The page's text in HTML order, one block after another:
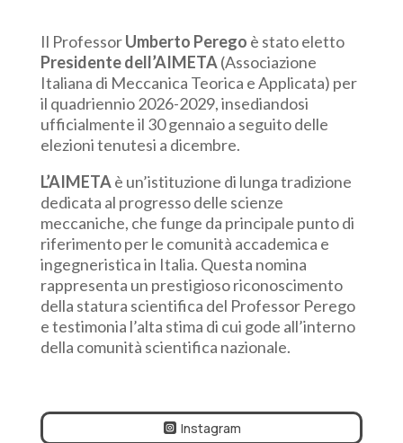
Il ProfessorUmberto Perego è stato eletto
Presidente dell’AIMETA(Associazione
Italiana di Meccanica Teorica e Applicata) per
il quadriennio 2026-2029, insediandosi
ufficialmente il 30 gennaio a seguito delle
elezioni tenutesi a dicembre.
L’AIMETAè un’istituzione di lunga tradizione
dedicata al progresso delle scienze
meccaniche, che funge da principale punto di
riferimento per le comunità accademica e
ingegneristica in Italia. Questa nomina
rappresenta un prestigioso riconoscimento
della statura scientifica del Professor Perego
e testimonia l’alta stima di cui gode all’interno
della comunità scientifica nazionale.
Instagram